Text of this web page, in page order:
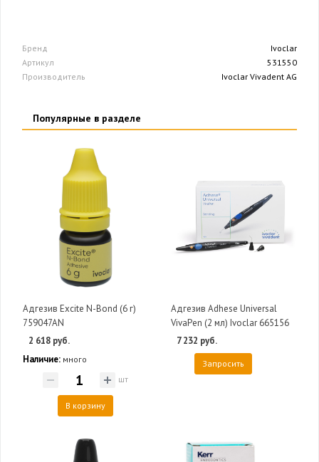
Бренд
Ivoclar
Артикул
531550
Производитель
Ivoclar Vivadent AG
Популярные в разделе
Адгезив Excite N-Bond (6 г)
759047AN
2 618 руб.
Наличие: много
шт
В корзину
Адгезив Adhese Universal
VivaPen (2 мл) Ivoclar 665156
7 232 руб.
Запросить